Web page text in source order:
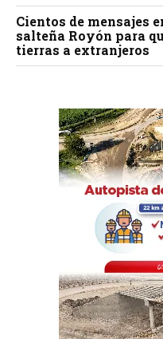
Cientos de mensajes
salteña Royón para
tierras a extranjeros